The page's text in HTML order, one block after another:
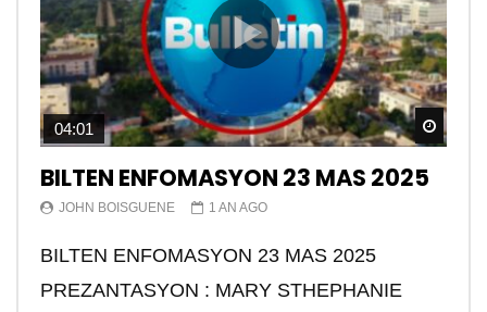
04:01
BILTEN ENFOMASYON 23 MAS 2025
JOHN BOISGUENE 1 AN AGO
BILTEN ENFOMASYON 23 MAS 2025
PREZANTASYON : MARY STHEPHANIE